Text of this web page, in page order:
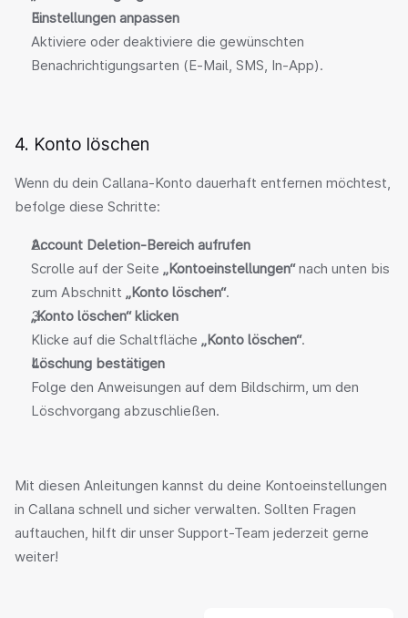
Einstellungen anpassen
Aktiviere oder deaktiviere die gewünschten
Benachrichtigungsarten (E‑Mail, SMS, In‑App).
4. Konto löschen
Wenn du dein Callana‑Konto dauerhaft entfernen möchtest,
befolge diese Schritte:
Account Deletion‑Bereich aufrufen
Scrolle auf der Seite „Kontoeinstellungen“ nach unten bis
zum Abschnitt „Konto löschen“.
„Konto löschen“ klicken
Klicke auf die Schaltfläche „Konto löschen“.
Löschung bestätigen
Folge den Anweisungen auf dem Bildschirm, um den
Löschvorgang abzuschließen.
Mit diesen Anleitungen kannst du deine Kontoeinstellungen
in Callana schnell und sicher verwalten. Sollten Fragen
auftauchen, hilft dir unser Support-Team jederzeit gerne
weiter!